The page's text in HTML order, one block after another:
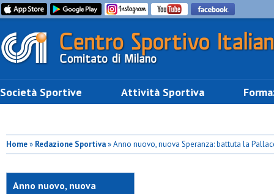
Società Sportive Attività Sportiva
Home» Redazione Sportiva» Anno nuovo, nuova Speranza: battuta la
Anno nuovo, nuova